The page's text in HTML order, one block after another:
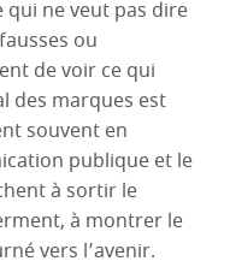
qui ne veut pas dire
ou
de voir ce qui
des marques est
souvent en
publique et le
à sortir le
à montrer le
vers l’avenir.